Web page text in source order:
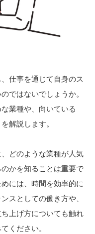
仕事を通じて自身のス
ではないでしょうか。
業種や、向いている
解説します。
どのような業種が人気
かを知ることは重要で
には、時間を効率的に
スとしての働き方や、
上げ方についても触れ
ください。